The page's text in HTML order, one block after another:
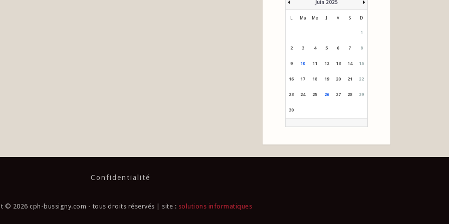
Juin 2025
Ma Me V S D
1
2 3 4 5 6 7 8
9 10 11 12 13 14 15
16 17 18 19 20 21 22
23 24 25 26 27 28 29
30
Confidentialité
© 2026 cph-bussigny.com - tous droits réservés | site : solutions informatiques